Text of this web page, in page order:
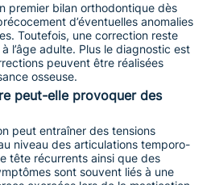
premier bilan orthodontique dès
d’éventuelles anomalies
Toutefois, une correction reste
l’âge adulte. Plus le diagnostic est
peuvent être réalisées
osseuse.
peut-elle provoquer des
peut entraîner des tensions
niveau des articulations temporo-
tête récurrents ainsi que des
sont souvent liés à une